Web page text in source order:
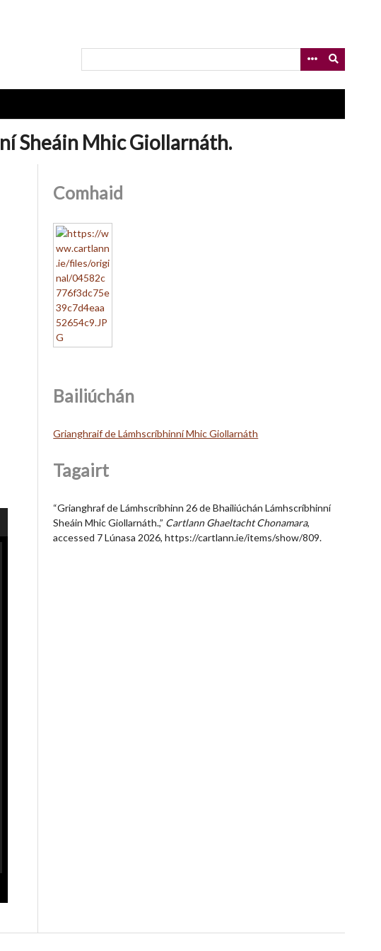
Sheáin Mhic Giollarnáth.
Comhaid
Bailiúchán
Grianghraif de Lámhscríbhinní Mhic Giollarnáth
Tagairt
“Grianghraf de Lámhscríbhinn 26 de Bhailiúchán Lámhscríbhinní
Sheáin Mhic Giollarnáth.,” Cartlann Ghaeltacht Chonamara,
accessed 7 Lúnasa 2026,https://cartlann.ie/items/show/809.